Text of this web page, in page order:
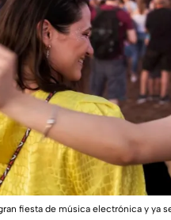
fiesta de música electrónica y ya